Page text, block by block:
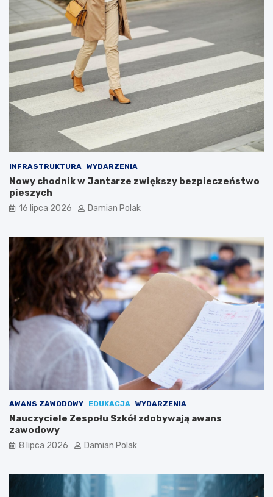
INFRASTRUKTURA WYDARZENIA
Nowy chodnik w Jantarze zwiększy bezpieczeństwo
pieszych
16 lipca 2026 Damian Polak
AWANS ZAWODOWY EDUKACJA WYDARZENIA
Nauczyciele Zespołu Szkół zdobywają awans
zawodowy
8 lipca 2026 Damian Polak